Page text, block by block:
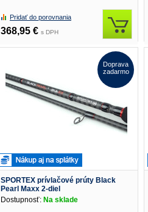
Pridať do porovnania
368,95 € s DPH
SPORTEX prívlačové prúty Black
Pearl Maxx 2-diel
Dostupnosť: Na sklade
Doprava
zadarmo